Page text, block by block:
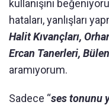
kullanışını
hataları, yanlışları
Halit Kıvançları,
Ercan Tanerleri,
aramıyorum.
Sadece “ses tonunu